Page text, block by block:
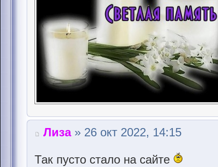
Лиза» 26 окт 2022, 14:15
Так пусто стало на сайте